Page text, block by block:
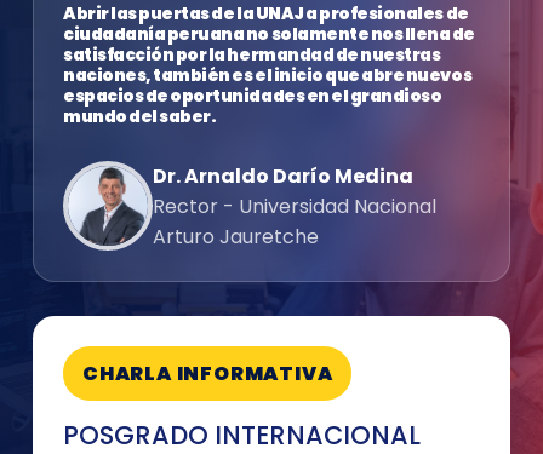
Abrir las puertas de la UNAJ a profesionales de
ciudadanía peruana no solamente nos llena de
satisfacción por la hermandad de nuestras
naciones, también es el inicio que abre nuevos
espacios de oportunidades en el grandioso
mundo del saber.
Dr. Arnaldo Darío Medina
Rector - Universidad Nacional
Arturo Jauretche
CHARLA INFORMATIVA
POSGRADO INTERNACIONAL